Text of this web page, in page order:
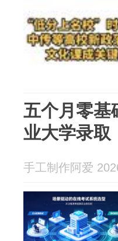
五个月零基
业大学录取
手工制作阿爱